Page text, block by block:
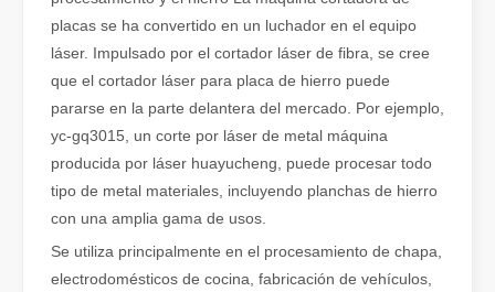
¿Es una buena elección? ¿Qué tan fuerte es la soldadura láser?
placas se ha convertido en un luchador en el equipo
láser. Impulsado por el cortador láser de fibra, se cree
que el cortador láser para placa de hierro puede
pararse en la parte delantera del mercado. Por ejemplo,
yc-gq3015, un corte por láser de metal máquina
producida por láser huayucheng, puede procesar todo
tipo de metal materiales, incluyendo planchas de hierro
con una amplia gama de usos.
Se utiliza principalmente en el procesamiento de chapa,
electrodomésticos de cocina, fabricación de vehículos,